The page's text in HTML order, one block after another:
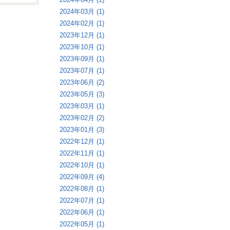
2024年03月 (1)
2024年02月 (1)
2023年12月 (1)
2023年10月 (1)
2023年09月 (1)
2023年07月 (1)
2023年06月 (2)
2023年05月 (3)
2023年03月 (1)
2023年02月 (2)
2023年01月 (3)
2022年12月 (1)
2022年11月 (1)
2022年10月 (1)
2022年09月 (4)
2022年08月 (1)
2022年07月 (1)
2022年06月 (1)
2022年05月 (1)